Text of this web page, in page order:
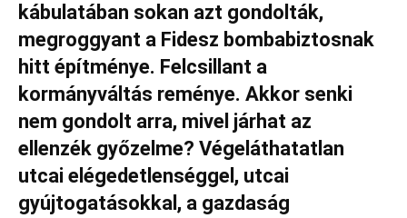
kábulatában sokan azt gondolták,
megroggyant a Fidesz bombabiztosnak
hitt építménye. Felcsillant a
kormányváltás reménye. Akkor senki
nem gondolt arra, mivel járhat az
ellenzék győzelme? Végeláthatatlan
utcai elégedetlenséggel, utcai
gyújtogatásokkal, a gazdaság